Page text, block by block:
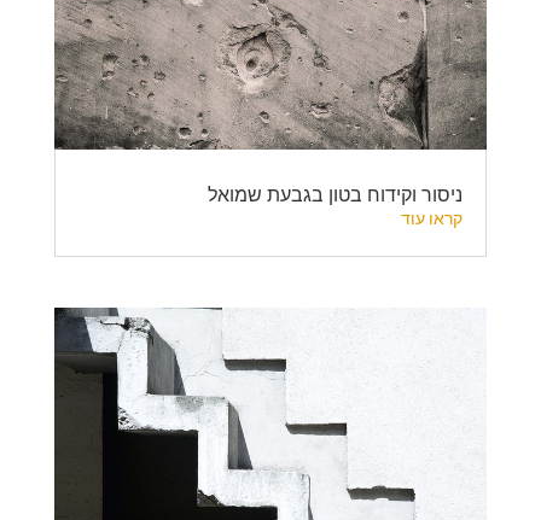
ניסור וקידוח בטון בגבעת שמואל
קראו עוד